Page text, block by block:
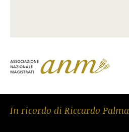
In ricordo di Riccardo Palma